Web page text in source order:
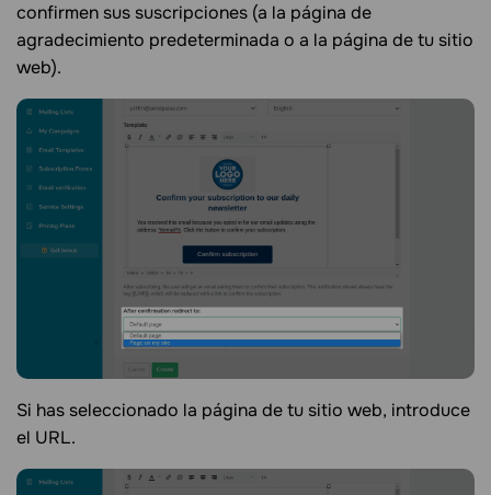
confirmen sus suscripciones (a la página de
agradecimiento predeterminada o a la página de tu sitio
web).
Si has seleccionado la página de tu sitio web, introduce
el URL.